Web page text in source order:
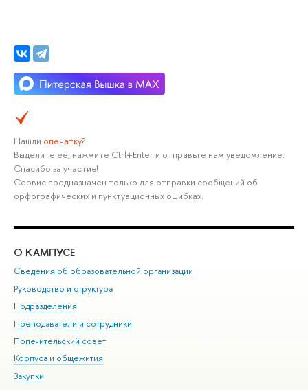
Нашли опечатку?
Выделите её, нажмите Ctrl+Enter и отправьте нам уведомление.
Спасибо за участие!
Сервис предназначен только для отправки сообщений об
орфографических и пунктуационных ошибках.
О КАМПУСЕ
Сведения об образовательной организации
Руководство и структура
Подразделения
Преподаватели и сотрудники
Попечительский совет
Корпуса и общежития
Закупки